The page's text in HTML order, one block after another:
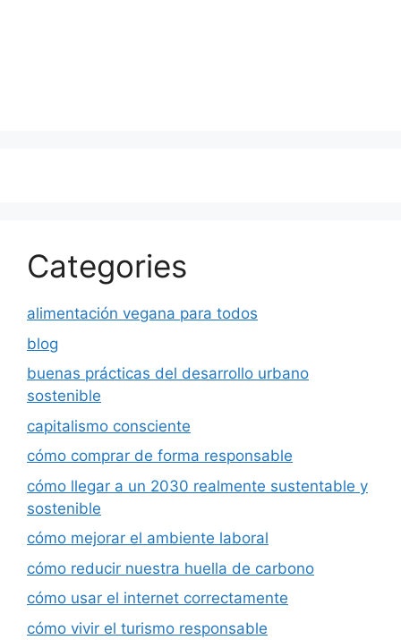
Categories
alimentación vegana para todos
blog
buenas prácticas del desarrollo urbano
sostenible
capitalismo consciente
cómo comprar de forma responsable
cómo llegar a un 2030 realmente sustentable y
sostenible
cómo mejorar el ambiente laboral
cómo reducir nuestra huella de carbono
cómo usar el internet correctamente
cómo vivir el turismo responsable